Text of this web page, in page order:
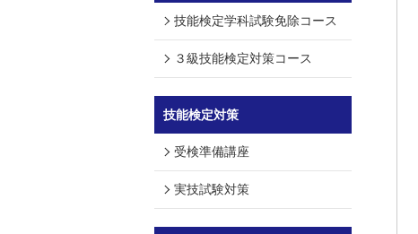
技能検定学科試験免除コース
３級技能検定対策コース
技能検定対策
受検準備講座
実技試験対策